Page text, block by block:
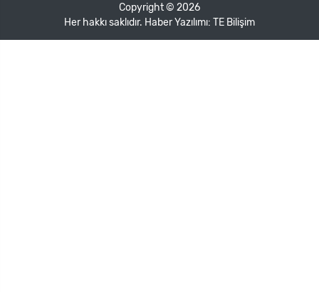
Copyright © 2026
Her hakkı saklıdır. Haber Yazılımı: TE Bilişim